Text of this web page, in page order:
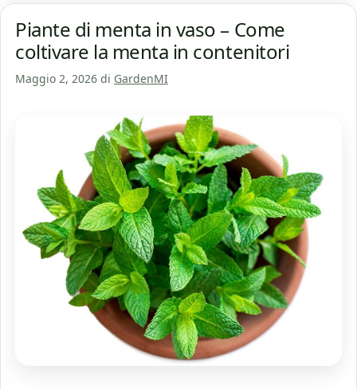
Piante di menta in vaso – Come
coltivare la menta in contenitori
Maggio 2, 2026 di GardenMI